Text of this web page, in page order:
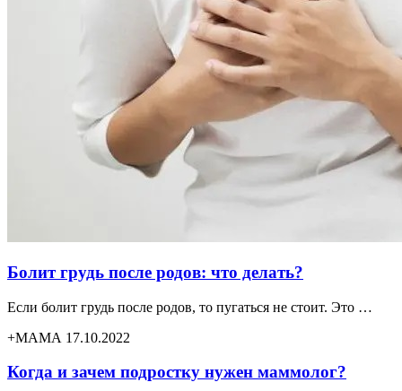
Болит грудь после родов: что делать?
Если болит грудь после родов, то пугаться не стоит. Это …
+МАМА 17.10.2022
Когда и зачем подростку нужен маммолог?